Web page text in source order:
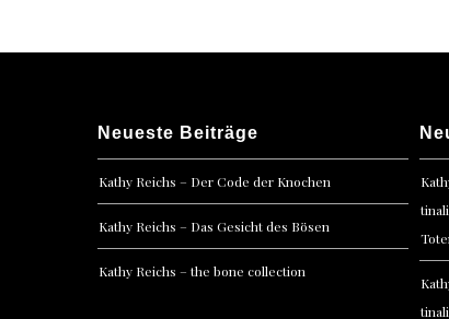
Neueste Beiträge
Kathy Reichs – Der Code der Knochen
Kathy Reichs – Das Gesicht des Bösen
Kathy Reichs – the bone collection